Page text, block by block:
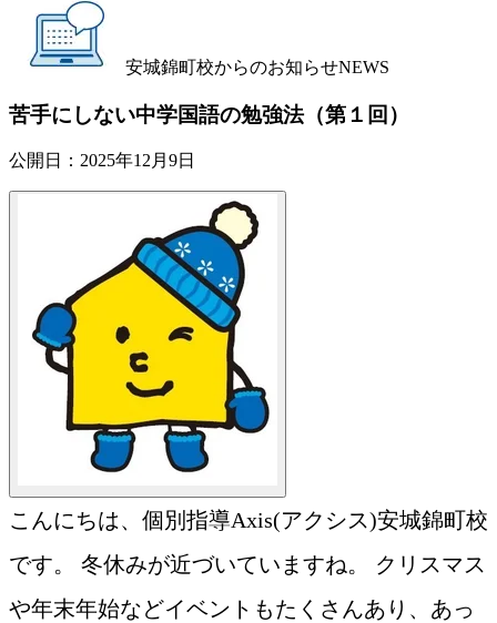
安城錦町校からのお知らせNEWS
苦手にしない中学国語の勉強法（第１回）
公開日： 2025年12月9日
こんにちは、個別指導Axis(アクシス)安城錦町校
です。 冬休みが近づいていますね。 クリスマス
や年末年始などイベントもたくさんあり、あっ